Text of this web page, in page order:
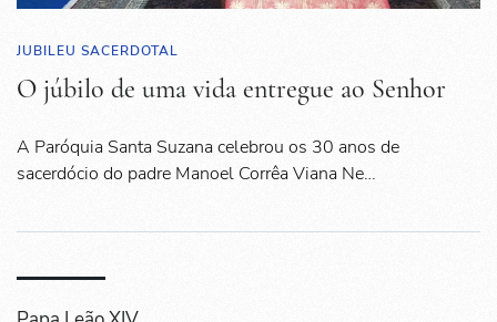
JUBILEU SACERDOTAL
O júbilo de uma vida entregue ao Senhor
A Paróquia Santa Suzana celebrou os 30 anos de
sacerdócio do padre Manoel Corrêa Viana Ne…